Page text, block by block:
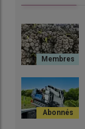
Le tractoriste
F4100.
© L. Vimond